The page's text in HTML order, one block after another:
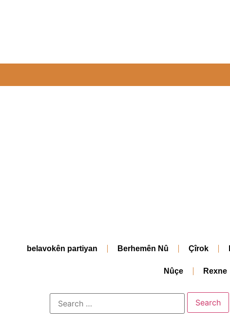
belavokên partiyan Berhemên Nû Çîrok
Nûçe Rexne